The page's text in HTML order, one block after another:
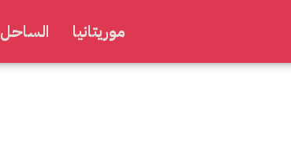
موريتانيا الساحل